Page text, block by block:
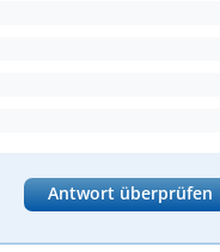
Antwort überprüfen